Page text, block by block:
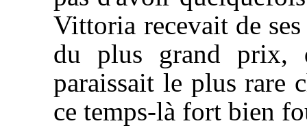
Vittoria recevait de
du plus grand prix,
paraissait le plus rare
ce temps-là fort bien